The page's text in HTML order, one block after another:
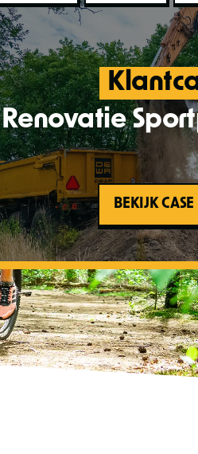
Renovatie
BEKIJK CASE